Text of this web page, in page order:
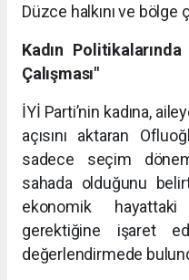
Düzce halkını ve
Kadın
Çalışması"
İYİ Parti’nin kadına,
açısını aktaran
sadece seçim
sahada olduğunu
ekonomik
gerektiğine işaret
değerlendirmede